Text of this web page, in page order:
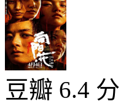
豆瓣 6.4 分